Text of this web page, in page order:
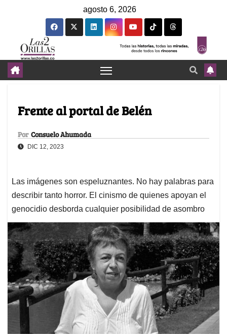
agosto 6, 2026
Frente al portal de Belén
Por Consuelo Ahumada
DIC 12, 2023
Las imágenes son espeluznantes. No hay palabras para
describir tanto horror. El cinismo de quienes apoyan el
genocidio desborda cualquier posibilidad de asombro